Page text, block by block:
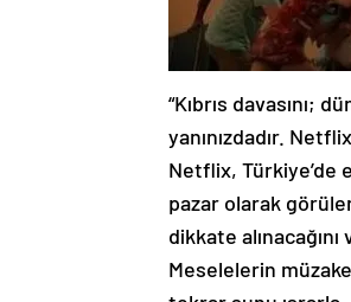
yanınızdadır.
Netflix, Türkiye’de
pazar olarak
dikkate
Meselelerin
tekrar şunu ısrarla,